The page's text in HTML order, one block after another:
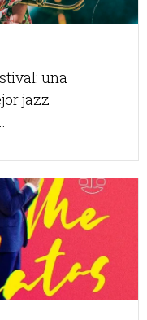
una
jazz